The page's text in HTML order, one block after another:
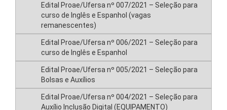
Edital Proae/Ufersa nº 007/2021 – Seleção para
curso de Inglês e Espanhol (vagas
remanescentes)
Edital Proae/Ufersa nº 006/2021 – Seleção para
curso de Inglês e Espanhol
Edital Proae/Ufersa nº 005/2021 – Seleção para
Bolsas e Auxílios
Edital Proae/Ufersa nº 004/2021 – Seleção para
Auxílio Inclusão Digital (EQUIPAMENTO)